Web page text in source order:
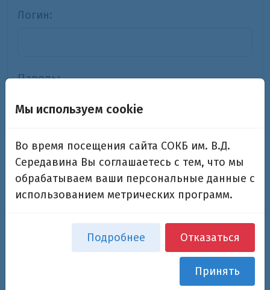
Логин:
Пароль:
Мы используем cookie
Во время посещения сайта СОКБ им. В.Д.
Середавина Вы соглашаетесь с тем, что мы
обрабатываем ваши персональные данные с
использованием метрических программ.
Подробнее Отказаться
Принять